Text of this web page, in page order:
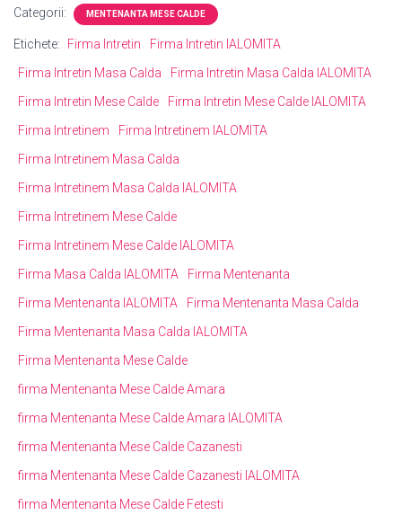
Categorii: MENTENANTA MESE CALDE
Etichete: Firma Intretin
Firma Intretin IALOMITA
Firma Intretin Masa Calda
Firma Intretin Masa Calda IALOMITA
Firma Intretin Mese Calde
Firma Intretin Mese Calde IALOMITA
Firma Intretinem
Firma Intretinem IALOMITA
Firma Intretinem Masa Calda
Firma Intretinem Masa Calda IALOMITA
Firma Intretinem Mese Calde
Firma Intretinem Mese Calde IALOMITA
Firma Masa Calda IALOMITA
Firma Mentenanta
Firma Mentenanta IALOMITA
Firma Mentenanta Masa Calda
Firma Mentenanta Masa Calda IALOMITA
Firma Mentenanta Mese Calde
firma Mentenanta Mese Calde Amara
firma Mentenanta Mese Calde Amara IALOMITA
firma Mentenanta Mese Calde Cazanesti
firma Mentenanta Mese Calde Cazanesti IALOMITA
firma Mentenanta Mese Calde Fetesti